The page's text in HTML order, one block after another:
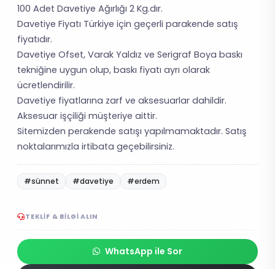
100 Adet Davetiye Ağırlığı 2 Kg.dır.
Davetiye Fiyatı Türkiye için geçerli parakende satış
fiyatıdır.
Davetiye Ofset, Varak Yaldız ve Serigraf Boya baskı
tekniğine uygun olup, baskı fiyatı ayrı olarak
ücretlendirilir.
Davetiye fiyatlarına zarf ve aksesuarlar dahildir.
Aksesuar işçiliği müşteriye aittir.
Sitemizden perakende satışı yapılmamaktadır. Satış
noktalarımızla irtibata geçebilirsiniz.
#sünnet #davetiye #erdem
TEKLIF & BILGI ALIN
WhatsApp ile Sor